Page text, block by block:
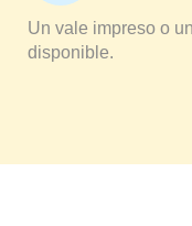
Un vale impreso o
disponible.